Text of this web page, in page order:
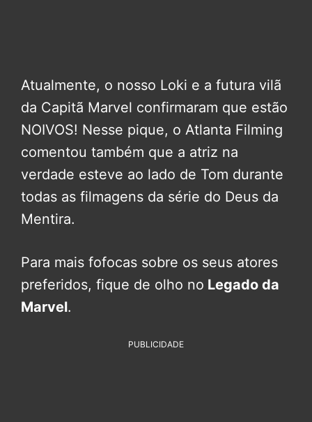
Atualmente, o nosso Loki e a futura vilã
da Capitã Marvel confirmaram que estão
NOIVOS! Nesse pique, o Atlanta Filming
comentou também que a atriz na
verdade esteve ao lado de Tom durante
todas as filmagens da série do Deus da
Mentira.
Para mais fofocas sobre os seus atores
preferidos, fique de olho no Legado da
Marvel.
PUBLICIDADE